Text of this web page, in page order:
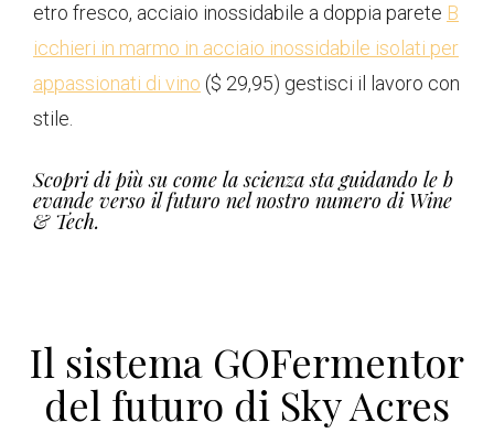
etro fresco, acciaio inossidabile a doppia parete B
icchieri in marmo in acciaio inossidabile isolati per
appassionati di vino ($ 29,95) gestisci il lavoro con
stile.
Scopri di più su come la scienza sta guidando le b
evande verso il futuro nel nostro numero di Wine
& Tech.
Il sistema GOFermentor
del futuro di Sky Acres